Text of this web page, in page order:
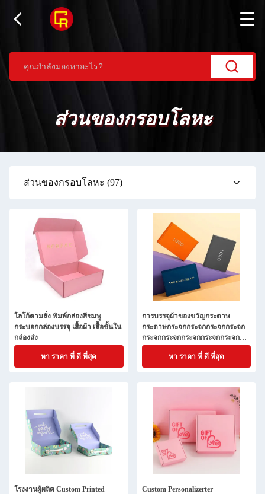
ส่วนของกรอบโลหะ
ส่วนของกรอบโลหะ (97)
โลโก้ตามสั่ง พิมพ์กล่องสีชมพู
กระบอกกล่องบรรจุ เสื้อผ้า เสื้อชั้นใน
กล่องส่ง
หา ราคา ที่ ดี ที่สุด
การบรรจุผ้าของขวัญกระดาษ
กระดาษกระจกกระจกกระจกกระจก
กระจกกระจกกระจกกระจกกระจก
กระจกกระจกกระจกกระจกกระจก
กระจกกระจกกระจกกระจกกระจก
กระจกกระจกกระจกกระจกกระจก
กระจกกระจกกระจกกระจกกระจก
กระจกกระจกกระจกกระจกกระจก
กระจกกระจกกระจกกระจกกระจก
หา ราคา ที่ ดี ที่สุด
โรงงานผู้ผลิต Custom Printed
Custom Personalizerter